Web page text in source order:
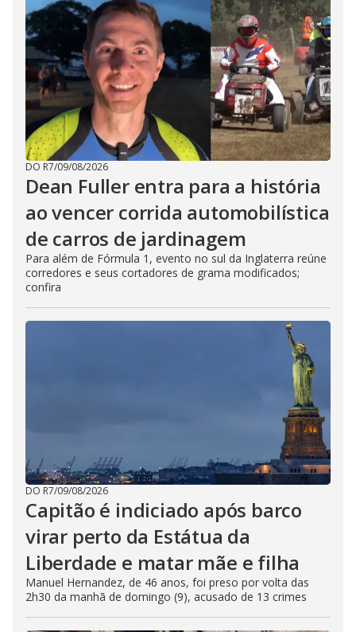
DO R7/09/08/2026
Dean Fuller entra para a história
ao vencer corrida automobilística
de carros de jardinagem
Para além de Fórmula 1, evento no sul da Inglaterra reúne
corredores e seus cortadores de grama modificados;
confira
DO R7/09/08/2026
Capitão é indiciado após barco
virar perto da Estátua da
Liberdade e matar mãe e filha
Manuel Hernandez, de 46 anos, foi preso por volta das
2h30 da manhã de domingo (9), acusado de 13 crimes